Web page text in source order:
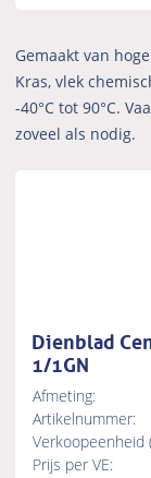
Gemaakt van
Kras, vlek
-40°C tot 90°C.
zoveel als nodig.
Dienblad
1/1GN
Afmeting:
Artikelnummer:
Verkoopeenheid
Prijs per VE: